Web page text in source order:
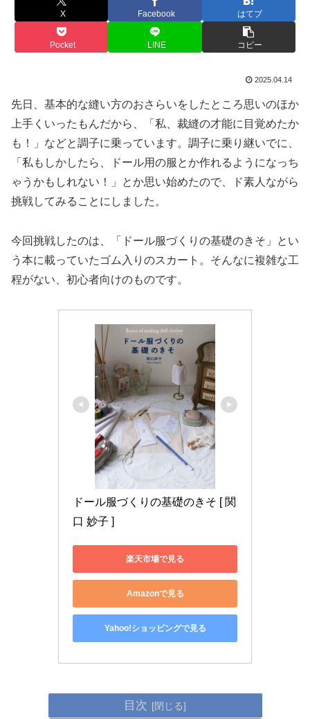
X Facebook はてブ
Pocket LINE コピー
2025.04.14
先日、基本的な縫い方のおさらいをしたところ思いのほか
上手くいったもんだから、「私、裁縫の才能に目覚めたか
も！」などと調子に乗っています。調子に乗り継いでに、
「私もしかしたら、ドール用の服とか作れるようになっち
ゃうかもしれない！」とか思い始めたので、ド素人ながら
挑戦してみることにしました。
今回挑戦したのは、「ドール服づくりの基礎のきそ」とい
う本に載っていたゴム入りのスカート。そんなに複雑な工
程がない、初心者向けのものです。
ドール服づくりの基礎のきそ [ 関
口 妙子 ]
楽天市場で見る
Amazonで見る
Yahoo!ショッピングで見る
目次